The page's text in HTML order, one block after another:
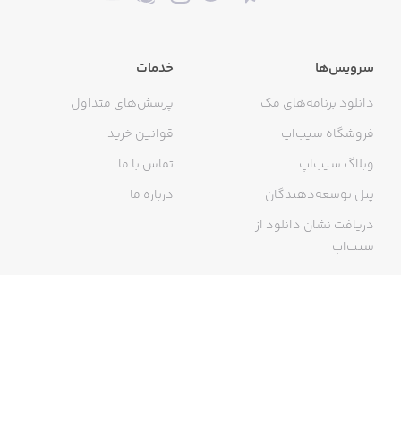
سرویس‌ها
دانلود برنامه‌های مک
فروشگاه سیب‌اپ
وبلاگ سیب‌اپ
پنل توسعه‌دهندگان
دریافت نشان دانلود از
سیب‌اپ
خدمات
پرسش‌های متداول
قوانین خرید
تماس با ما
درباره ما